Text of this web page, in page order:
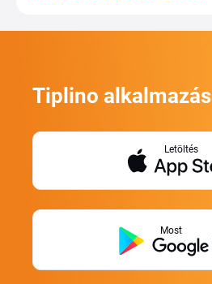
Tiplino alkalmazás
Letöltés
Most